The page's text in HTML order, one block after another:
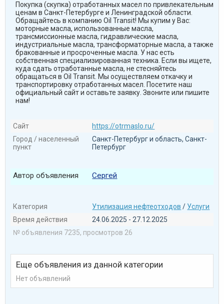
Покупка (скупка) отработанных масел по привлекательным
ценам в Санкт-Петербурге и Ленинградской области.
Обращайтесь в компанию Oil Transit! Мы купим у Вас:
моторные масла, использованные масла,
трансмиссионные масла, гидравлические масла,
индустриальные масла, трансформаторные масла, а также
бракованные и просроченные масла. У нас есть
собственная специализированная техника. Если вы ищете,
куда сдать отработанные масла, не стесняйтесь
обращаться в Oil Transit. Мы осуществляем откачку и
транспортировку отработанных масел. Посетите наш
официальный сайт и оставьте заявку. Звоните или пишите
нам!
Сайт
https://otrmaslo.ru/
Город / населенный
пункт
Санкт-Петербург и область, Санкт-
Петербург
Автор объявления Сергей
Категория Утилизация нефтеотходов / Услуги
Время действия
24.06.2025 - 27.12.2025
№ объявления 7235, просмотров 26
Еще объявления из данной категории
Нет объявлений